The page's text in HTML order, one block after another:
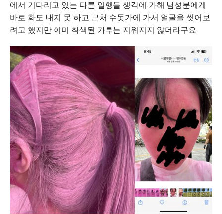
에서 기다리고 있는 다른 일행들 생각에 가해 남성분에게
바로 화도 내지 못 하고 근처 수돗가에 가서 얼굴을 씻어보
려고 했지만 이미 착색된 가루는 지워지지 않더라구요.